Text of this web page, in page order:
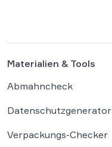
Materialien & Tools
Abmahncheck
Datenschutzgenerator
Verpackungs-Checker